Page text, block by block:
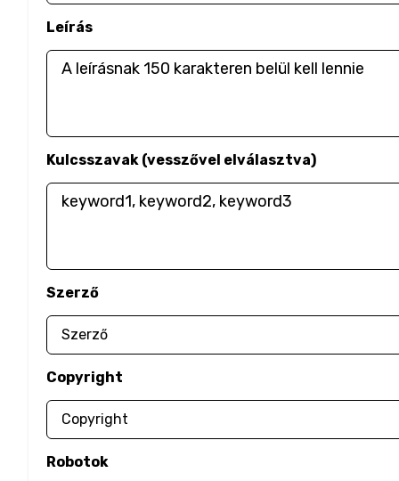
Leírás
Kulcsszavak (vesszővel elválasztva)
Szerző
Copyright
Robotok